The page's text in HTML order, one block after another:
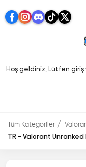
Hoş geldiniz, Lütfen giriş
Tüm Kategoriler
TR - Valorant